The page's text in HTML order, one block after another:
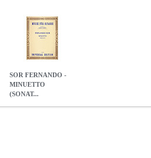
SOR FERNANDO -
MINUETTO
(SONAT...